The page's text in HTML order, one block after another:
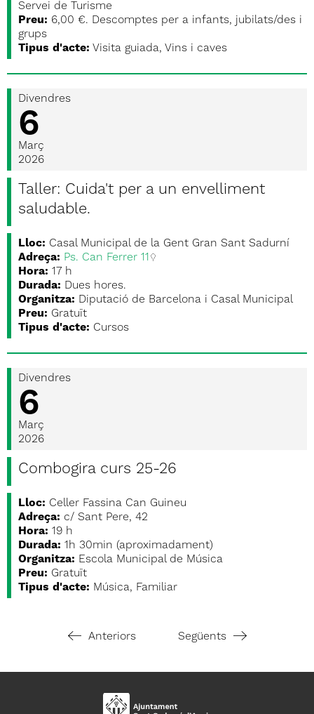
Servei de Turisme
Preu: 6,00 €. Descomptes per a infants, jubilats/des i
grups
Tipus d'acte: Visita guiada, Vins i caves
Divendres
6
Març
2026
Taller: Cuida't per a un envelliment
saludable.
Lloc: Casal Municipal de la Gent Gran Sant Sadurní
Adreça: Ps. Can Ferrer 11
Hora: 17 h
Durada: Dues hores.
Organitza: Diputació de Barcelona i Casal Municipal
Preu: Gratuït
Tipus d'acte: Cursos
Divendres
6
Març
2026
Combogira curs 25-26
Lloc: Celler Fassina Can Guineu
Adreça: c/ Sant Pere, 42
Hora: 19 h
Durada: 1h 30min (aproximadament)
Organitza: Escola Municipal de Música
Preu: Gratuït
Tipus d'acte: Música, Familiar
Anteriors Següents